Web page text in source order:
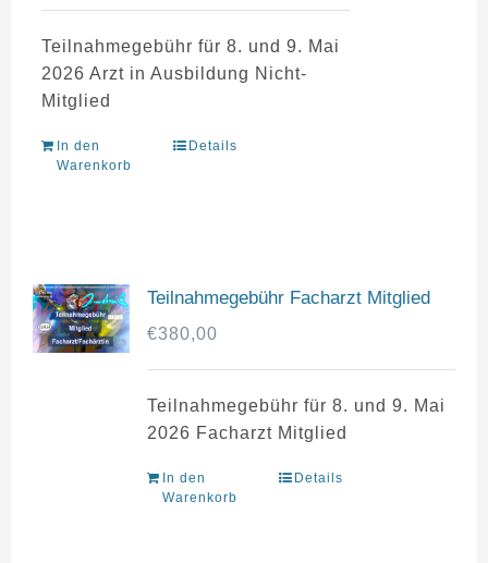
Teilnahmegebühr für 8. und 9. Mai
2026 Arzt in Ausbildung Nicht-
Mitglied
In den
Warenkorb
Details
Teilnahmegebühr Facharzt Mitglied
€380,00
Teilnahmegebühr für 8. und 9. Mai
2026 Facharzt Mitglied
In den
Warenkorb
Details